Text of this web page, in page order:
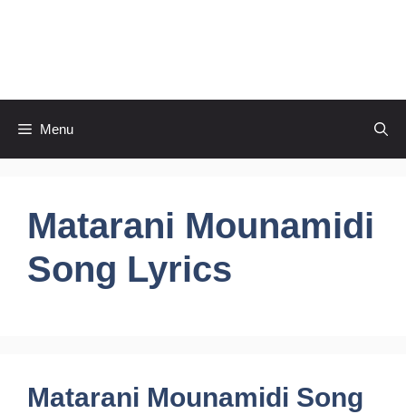
Menu
Matarani Mounamidi
Song Lyrics
Matarani Mounamidi Song